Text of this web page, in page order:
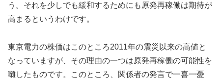
う。それを少しでも緩和するためにも原発再稼働は期待が
高まるというわけです。
東京電力の株価はこのところ2011年の震災以来の高値と
なっていますが、その理由の一つは原発再稼働の可能性を
囃したものです。このところ、関係者の発言で一喜一憂